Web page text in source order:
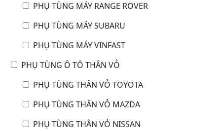
PHỤ TÙNG MÁY RANGE ROVER
PHỤ TÙNG MÁY SUBARU
PHỤ TÙNG MÁY VINFAST
PHỤ TÙNG Ô TÔ THÂN VỎ
PHỤ TÙNG THÂN VỎ TOYOTA
PHỤ TÙNG THÂN VỎ MAZDA
PHỤ TÙNG THÂN VỎ NISSAN